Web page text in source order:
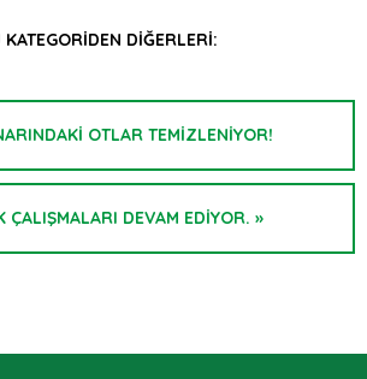
KATEGORIDEN DIĞERLERI:
OTLAR TEMIZLENIYOR!
ÇALIŞMALARI DEVAM EDİYOR. »